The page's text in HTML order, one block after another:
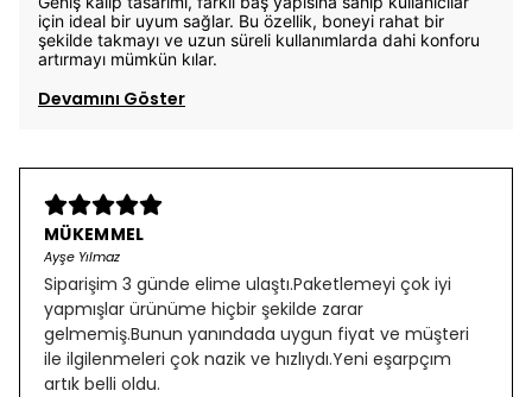
için ideal bir uyum sağlar. Bu özellik, boneyi rahat bir
şekilde takmayı ve uzun süreli kullanımlarda dahi konforu
artırmayı mümkün kılar.
Devamını Göster
MÜKEMMEL
Ayşe Yılmaz
Siparişim 3 günde elime ulaştı.Paketlemeyi çok iyi
yapmışlar ürünüme hiçbir şekilde zarar
gelmemiş.Bunun yanındada uygun fiyat ve müşteri
ile ilgilenmeleri çok nazik ve hızlıydı.Yeni eşarpçım
artık belli oldu.